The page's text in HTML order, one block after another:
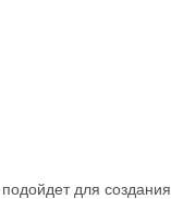
для создания